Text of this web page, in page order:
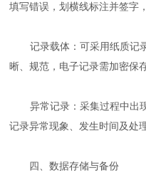
填写错误，划横线标注并签字
记录载体：可采用纸质记
晰、规范，电子记录需加密保
异常记录：采集过程中出现
记录异常现象、发生时间及处
四、数据存储与备份